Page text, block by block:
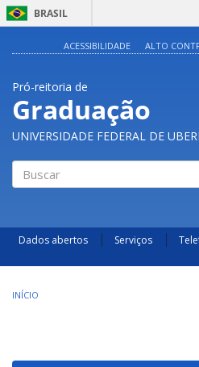
BRASIL
ACESSIBILIDADE ALTO
Pró-reitoria de
Graduação
UNIVERSIDADE FEDERAL DE
Dados abertos Serviços
INÍCIO